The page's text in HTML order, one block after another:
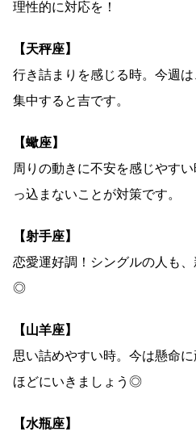
理性的に対応を！
【天秤座】
行き詰まりを感じる時。今週
集中すると吉です。
【蠍座】
周りの動きに不安を感じやす
っ込まないことが対策です。
【射手座】
恋愛運好調！シングルの人も
◎
【山羊座】
思い詰めやすい時。今は懸命
ほどにいきましょう◎
【水瓶座】